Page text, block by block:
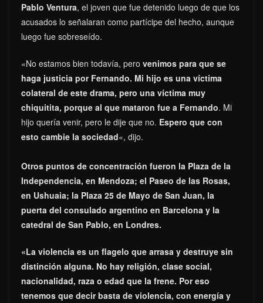
Pablo Ventura, el joven que fue detenido luego de que los
acusados lo señalaran como partícipe del hecho, aunque
luego fue sobreseído.
«No estamos bien todavía, pero venimos para que se
haga justicia por Fernando. Mi hijo es una víctima
colateral de este drama, pero una víctima muy
chiquitita, porque al que mataron fue a Fernando. Mi
hijo quería venir, pero le dije que no. Espero que con
esto cambie la sociedad«, dijo.
Otros puntos de concentración fueron la Plaza de la
Independencia, en Mendoza; el Paseo de las Rosas,
en Ushuaia; la Plaza 25 de Mayo de San Juan, la
puerta del consulado argentino en Barcelona y la
catedral de San Pablo, en Londres.
«La violencia es un flagelo que arrasa y destruye sin
distinción alguna. No hay religión, clase social,
nacionalidad, raza o edad que la frene. Por eso
tenemos que decir basta de violencia, con energía y